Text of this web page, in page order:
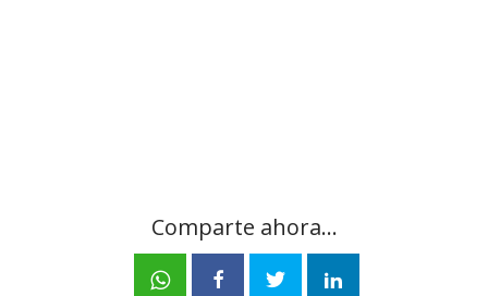
Comparte ahora...